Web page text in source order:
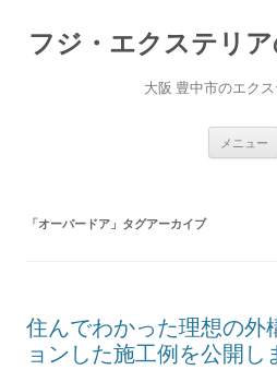
テ
ン
フジ・エクステリ
大阪 豊中市のエク
メニュー
「オーバードア 」タグアーカイブ
住んでわかった理想の外
ョンした施工例を公開し